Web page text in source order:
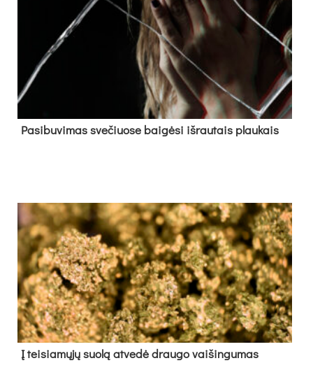
Pa­si­bu­vi­mas sve­čiuo­se bai­gė­si iš­rau­tais plau­kais
Į tei­sia­mų­jų suo­lą at­ve­dė drau­go vai­šin­gu­mas